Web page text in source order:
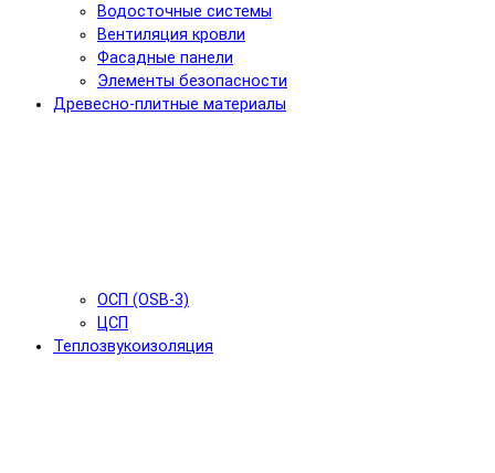
Водосточные системы
Вентиляция кровли
Фасадные панели
Элементы безопасности
Древесно-плитные материалы
ОСП (OSB-3)
ЦСП
Теплозвукоизоляция